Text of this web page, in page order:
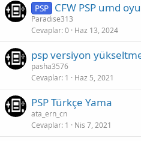
PSP CFW PSP umd
Paradise313
Cevaplar 0 Haz 13, 2024
psp versiyon
pasha3576
Cevaplar 1 Haz 5, 2021
PSP Türkçe Yama
ata_ern_cn
Cevaplar 1 Nis 7, 2021